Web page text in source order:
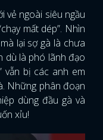
vẻ ngoài siêu ngầu
mất dép”. Nhìn
lại sợ gà là chưa
dù là phó lãnh đạo
vẫn bị các anh em
Những phân đoạn
dùng đầu gà và
xỉu!